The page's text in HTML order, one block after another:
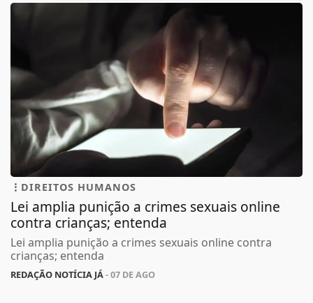
DIREITOS HUMANOS
Lei amplia punição a crimes sexuais online
contra crianças; entenda
Lei amplia punição a crimes sexuais online contra
crianças; entenda
REDAÇÃO NOTÍCIA JÁ- 07 DE AGO